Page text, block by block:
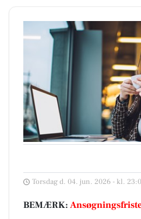
Torsdag d. 04. jun. 2026 - kl.
BEMÆRK: